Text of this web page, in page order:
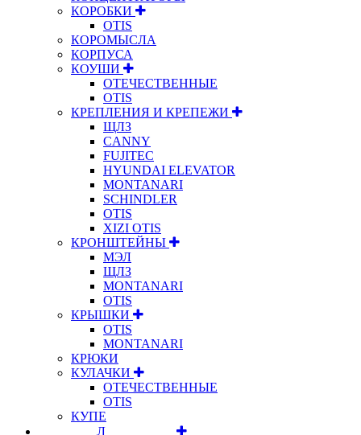
КОРОБКИ
OTIS
КОРОМЫСЛА
КОРПУСА
КОУШИ
ОТЕЧЕСТВЕННЫЕ
OTIS
КРЕПЛЕНИЯ И КРЕПЕЖИ
ЩЛЗ
CANNY
FUJITEC
HYUNDAI ELEVATOR
MONTANARI
SCHINDLER
OTIS
XIZI OTIS
КРОНШТЕЙНЫ
МЭЛ
ЩЛЗ
MONTANARI
OTIS
КРЫШКИ
OTIS
MONTANARI
КРЮКИ
КУЛАЧКИ
ОТЕЧЕСТВЕННЫЕ
OTIS
КУПЕ
⠀⠀⠀⠀⠀⠀Л⠀⠀⠀⠀⠀⠀⠀